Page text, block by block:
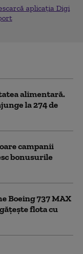
aplicația Digi
alimentară.
la 274 de
campanii
bonusurile
Boeing 737 MAX
flota cu